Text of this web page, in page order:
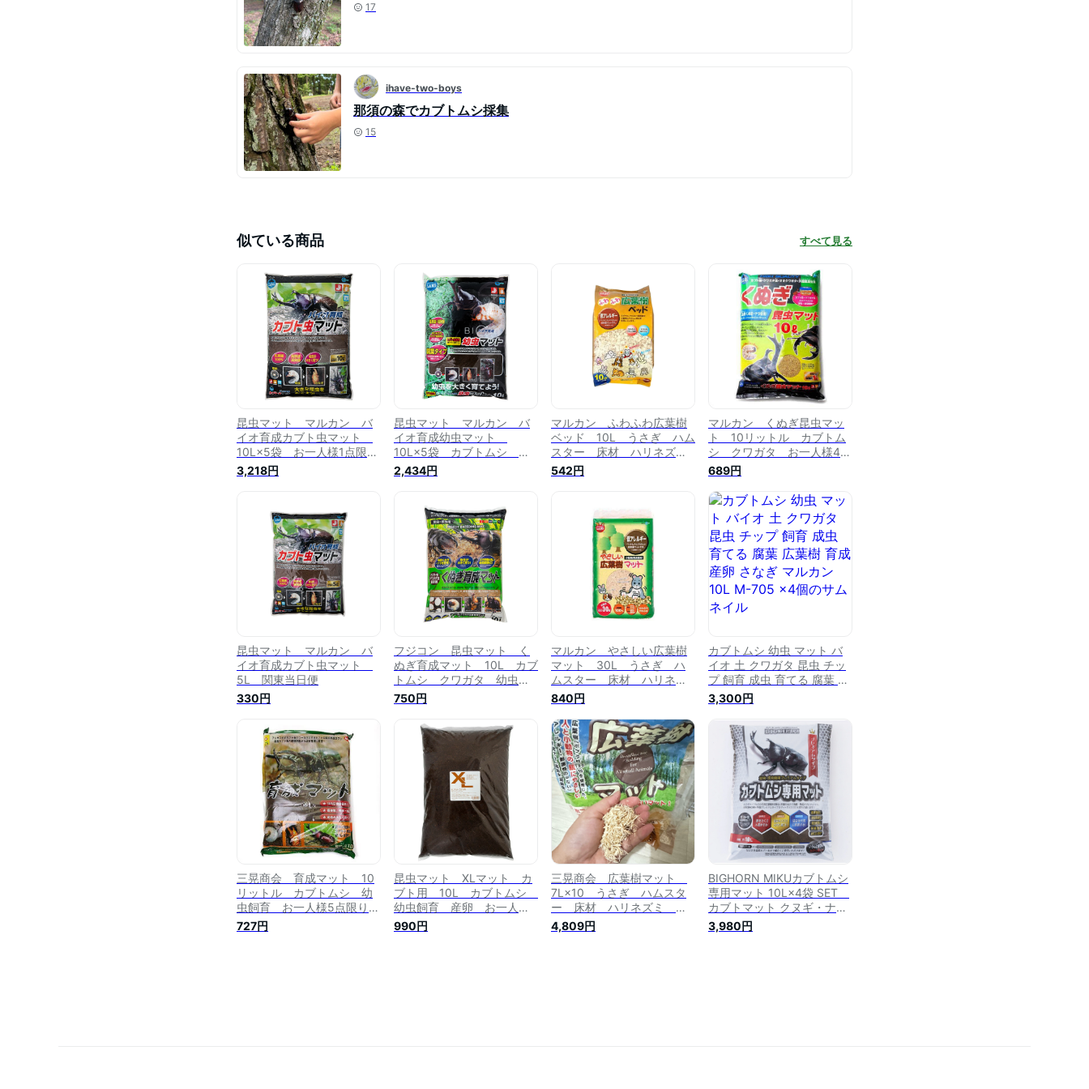
17
ihave-two-boys
那須の森でカブトムシ採集
15
似ている商品 すべて見る
昆虫マット マルカン バ
イオ育成カブト虫マット
10L×5袋 お一人様1点限
り 関東当日便
3,218円
昆虫マット マルカン バ
イオ育成幼虫マット
10L×5袋 カブトムシ 幼
虫 エサ お一人様1点限り
2,434円
マルカン ふわふわ広葉樹
ベッド 10L うさぎ ハム
スター 床材 ハリネズ
ミ お一人様4点限り 関東
当日便
542円
マルカン くぬぎ昆虫マッ
ト 10リットル カブトム
シ クワガタ お一人様4点
限り 関東当日便
689円
昆虫マット マルカン バ
イオ育成カブト虫マット
5L 関東当日便
330円
フジコン 昆虫マット く
ぬぎ育成マット 10L カブ
トムシ クワガタ 幼虫飼
育 産卵 お一人様5点限
り 関東当日便
750円
マルカン やさしい広葉樹
マット 30L うさぎ ハ
ムスター 床材 ハリネズ
ミ モルモット 小動物
敷材 お一人様5点限り
【HLS_DU】 関東当日便
840円
カブトムシ 幼虫 マット バ
イオ 土 クワガタ 昆虫 チッ
プ 飼育 成虫 育てる 腐葉 広
葉樹 育成 産卵 さなぎ マル
カン 10L M-705 ×4個
3,300円
三晃商会 育成マット 10
リットル カブトムシ 幼
虫飼育 お一人様5点限り
関東当日便
727円
昆虫マット XLマット カ
ブト用 10L カブトムシ
幼虫飼育 産卵 お一人様5
点限り 関東当日便
990円
三晃商会 広葉樹マット
7L×10 うさぎ ハムスタ
ー 床材 ハリネズミ お
一人様1点限り 関東当日便
4,809円
BIGHORN MIKUカブトムシ
専用マット 10L×4袋 SET
カブトマット クヌギ・ナラ
等広葉樹100％ 成虫・幼虫
飼育に カブトムシ 昆虫マッ
3,980円